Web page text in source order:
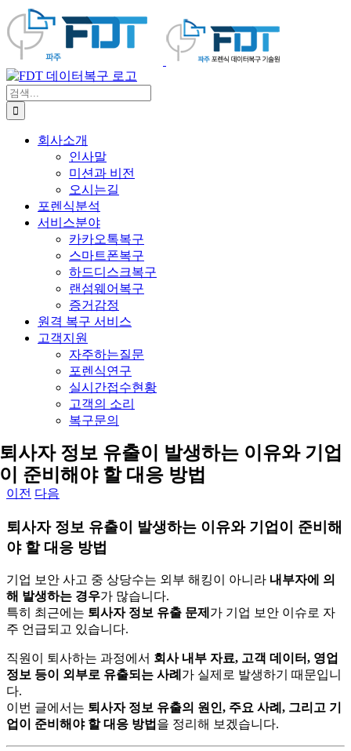
콘
텐
츠
건
너
뛰
검
색:
회사소개
인사말
미션과 비전
오시는길
포렌식분석
서비스분야
카카오톡복구
스마트폰복구
하드디스크복구
랜섬웨어복구
증거감정
원격 복구 서비스
고객지원
자주하는질문
포렌식연구
실시간접수현황
고객의 소리
복구문의
퇴사자 정보 유출이 발생하는 이유와 기업
이 준비해야 할 대응 방법
이전 다음
퇴사자 정보 유출이 발생하는 이유와 기업이 준비해
야 할 대응 방법
기업 보안 사고 중 상당수는 외부 해킹이 아니라 내부자에 의
해 발생하는 경우가 많습니다.
특히 최근에는 퇴사자 정보 유출 문제 가 기업 보안 이슈로 자
주 언급되고 있습니다.
직원이 퇴사하는 과정에서 회사 내부 자료, 고객 데이터, 영업
정보 등이 외부로 유출되는 사례 가 실제로 발생하기 때문입니
다.
이번 글에서는 퇴사자 정보 유출의 원인, 주요 사례, 그리고 기
업이 준비해야 할 대응 방법 을 정리해 보겠습니다.